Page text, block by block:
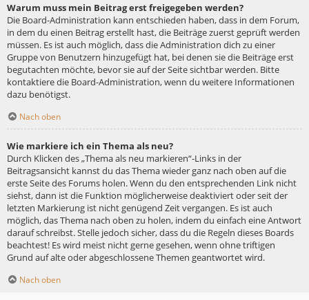
Warum muss mein Beitrag erst freigegeben werden?
Die Board-Administration kann entschieden haben, dass in dem Forum,
in dem du einen Beitrag erstellt hast, die Beiträge zuerst geprüft werden
müssen. Es ist auch möglich, dass die Administration dich zu einer
Gruppe von Benutzern hinzugefügt hat, bei denen sie die Beiträge erst
begutachten möchte, bevor sie auf der Seite sichtbar werden. Bitte
kontaktiere die Board-Administration, wenn du weitere Informationen
dazu benötigst.
Nach oben
Wie markiere ich ein Thema als neu?
Durch Klicken des „Thema als neu markieren“-Links in der
Beitragsansicht kannst du das Thema wieder ganz nach oben auf die
erste Seite des Forums holen. Wenn du den entsprechenden Link nicht
siehst, dann ist die Funktion möglicherweise deaktiviert oder seit der
letzten Markierung ist nicht genügend Zeit vergangen. Es ist auch
möglich, das Thema nach oben zu holen, indem du einfach eine Antwort
darauf schreibst. Stelle jedoch sicher, dass du die Regeln dieses Boards
beachtest! Es wird meist nicht gerne gesehen, wenn ohne triftigen
Grund auf alte oder abgeschlossene Themen geantwortet wird.
Nach oben